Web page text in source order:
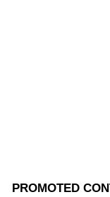
சன்ரைசர்ஸ் அணி